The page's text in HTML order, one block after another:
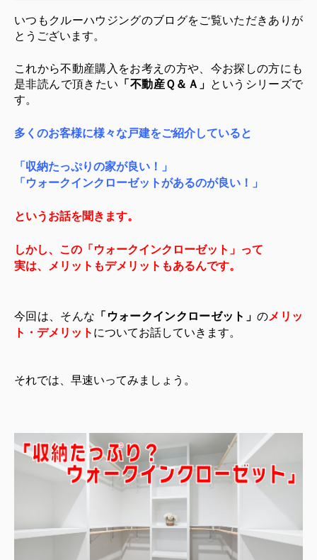
いつもクルーハウジングのブログをご覧いただきありが
とうございます。
これから不動産購入をお考えの方や、今お探しの方にも
是非読んで頂きたい 「不動産Ｑ＆Ａ」 というシリーズで
す。
多くのお客様に様々な戸建をご紹介していると
「収納たっぷりの家が良い！」
「ウォークインクローゼットがあるのが良い！」
というお話を聞きます。
しかし、この「ウォークインクローゼット」って
実は、メリットもデメリットもあるんです。
今回は、そんな 「ウォークインクローゼット」のメリッ
ト・デメリット についてお話していきます。
それでは、早速いってみましょう。